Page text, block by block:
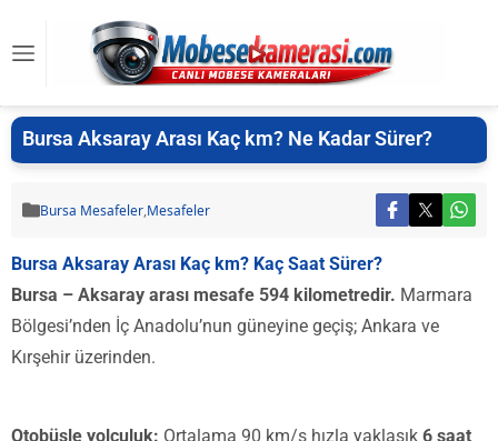
Bursa Aksaray Arası Kaç km? Ne Kadar Sürer?
Bursa Mesafeler,Mesafeler
Bursa Aksaray Arası Kaç km? Kaç Saat Sürer?
Bursa – Aksaray arası mesafe 594 kilometredir. Marmara
Bölgesi’nden İç Anadolu’nun güneyine geçiş; Ankara ve
Kırşehir üzerinden.
Otobüsle yolculuk: Ortalama 90 km/s hızla yaklaşık 6 saat